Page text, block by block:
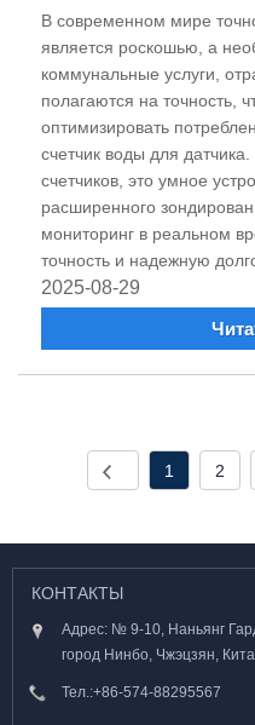
В современном мире
является роскошью, а
коммунальные услуги,
полагаются на точность,
оптимизировать
счетчик воды для
счетчиков, это умное
расширенного
мониторинг в реальном
точность и надежную
2025-08-29
1 2
КОНТАКТЫ
Адрес: № 9-10, Наньянг
город Нинбо, Чжэцзян,
Тел.:+86-574-88295567